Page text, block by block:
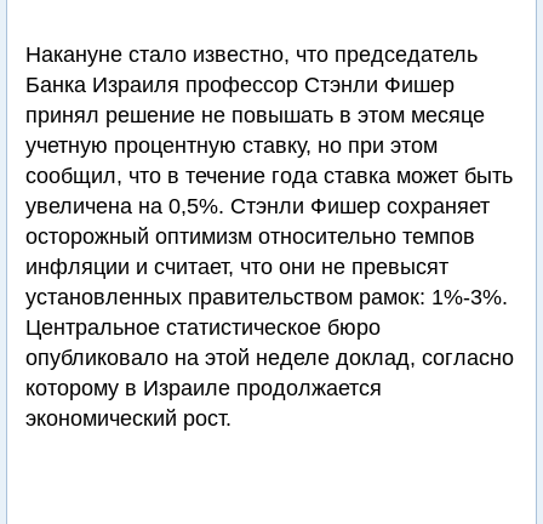
Накануне стало известно, что председатель
Банка Израиля профессор Стэнли Фишер
принял решение не повышать в этом месяце
учетную процентную ставку, но при этом
сообщил, что в течение года ставка может быть
увеличена на 0,5%. Стэнли Фишер сохраняет
осторожный оптимизм относительно темпов
инфляции и считает, что они не превысят
установленных правительством рамок: 1%-3%.
Центральное статистическое бюро
опубликовало на этой неделе доклад, согласно
которому в Израиле продолжается
экономический рост.